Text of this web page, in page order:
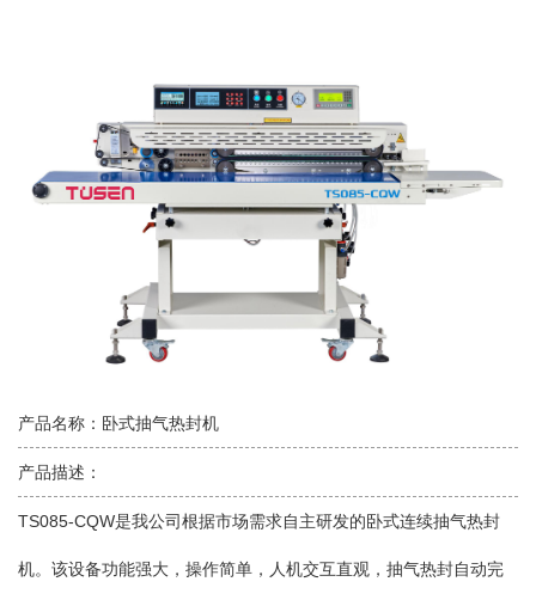
产品名称：卧式抽气热封机
产品描述：
TS085-CQW是我公司根据市场需求自主研发的卧式连续抽气热封
机。该设备功能强大，操作简单，人机交互直观，抽气热封自动完